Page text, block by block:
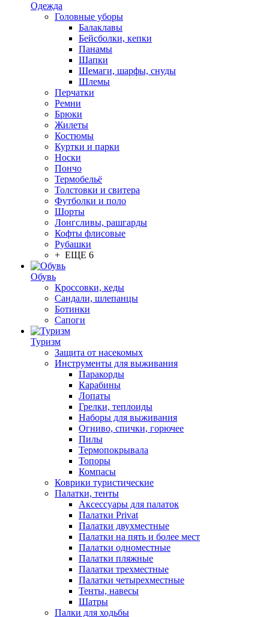
Одежда
Головные уборы
Балаклавы
Бейсболки, кепки
Панамы
Шапки
Шемаги, шарфы, снуды
Шлемы
Перчатки
Ремни
Брюки
Жилеты
Костюмы
Куртки и парки
Носки
Пончо
Термобельё
Толстовки и свитера
Футболки и поло
Шорты
Лонгсливы, рашгарды
Кофты флисовые
Рубашки
+ ЕЩЕ 6
Обувь
Кроссовки, кеды
Сандали, шлепанцы
Ботинки
Сапоги
Туризм
Защита от насекомых
Инструменты для выживания
Паракорды
Карабины
Лопаты
Грелки, теплоиды
Наборы для выживания
Огниво, спички, горючее
Пилы
Термопокрывала
Топоры
Компасы
Коврики туристические
Палатки, тенты
Аксессуары для палаток
Палатки Privat
Палатки двухместные
Палатки на пять и более мест
Палатки одноместные
Палатки пляжные
Палатки трехместные
Палатки четырехместные
Тенты, навесы
Шатры
Палки для ходьбы